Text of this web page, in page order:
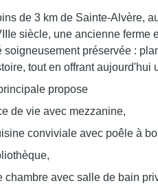
de 3 km de Sainte-Alvère,
siècle, une ancienne ferme
soigneusement préservée :
tout en offrant aujourd'hui
propose
de vie avec mezzanine,
conviviale avec poêle à
chambre avec salle de bain